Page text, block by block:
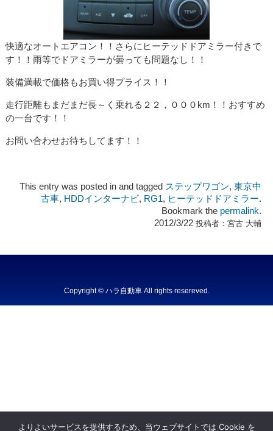
快適なオートエアコン！！さらにヒーテッドドアミラー付きで
す！！雨等でドアミラーが曇っても問題なし！！
装備満載で価格もお買い得プライス！！
走行距離もまだまだ長～く乗れる２２，０００km！！おすすめ
の一台です！！
お問い合わせお待ちしてます！！
This entry was posted in and tagged ステップワゴン,東京中
古車, HDDインターナビ, RG1, ヒーテッドドアミラー.
Bookmark the permalink.
2012/3/22 投稿者：宮古 大輔
Copyright © ハラ自動車 All rights resereved.Powered by DJCOM Inc.
よりよいサービスを提供するため、当ウェブサイトでは Cookie を